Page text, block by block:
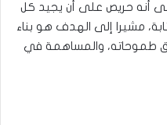
أنه حريص على أن يجيد كل
مشيرا إلى الهدف هو بناء
طموحاته، والمساهمة في